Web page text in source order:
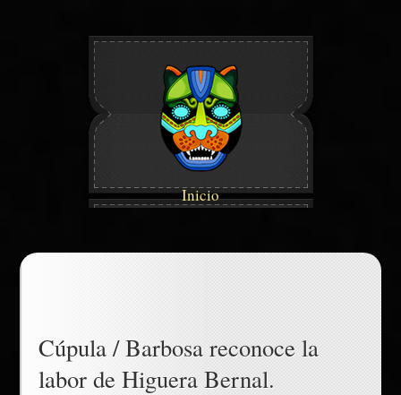
Inicio
Cúpula / Barbosa reconoce la
labor de Higuera Bernal.